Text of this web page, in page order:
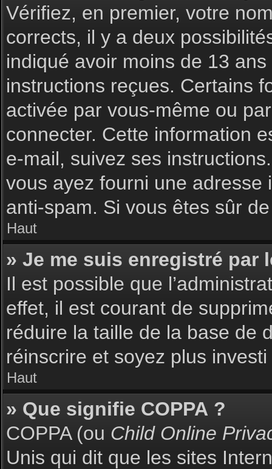
Vérifiez, en premier, votre
corrects, il y a deux
indiqué avoir moins de 13
instructions reçues. Certains
activée par vous-même ou
connecter. Cette information
e-mail, suivez ses
vous ayez fourni une adresse
anti-spam. Si vous êtes sûr
Haut
» Je me suis enregistré par
Il est possible que
effet, il est courant de
réduire la taille de la base de
réinscrire et soyez plus
Haut
» Que signifie COPPA ?
COPPA (ou Child Online
Unis qui dit que les sites